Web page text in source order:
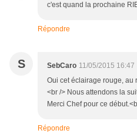
c'est quand la prochaine
Répondre
S SebCaro 11/05/2015 16:47
Oui cet éclairage rouge, au
<br /> Nous attendons la
Merci Chef pour ce
Répondre